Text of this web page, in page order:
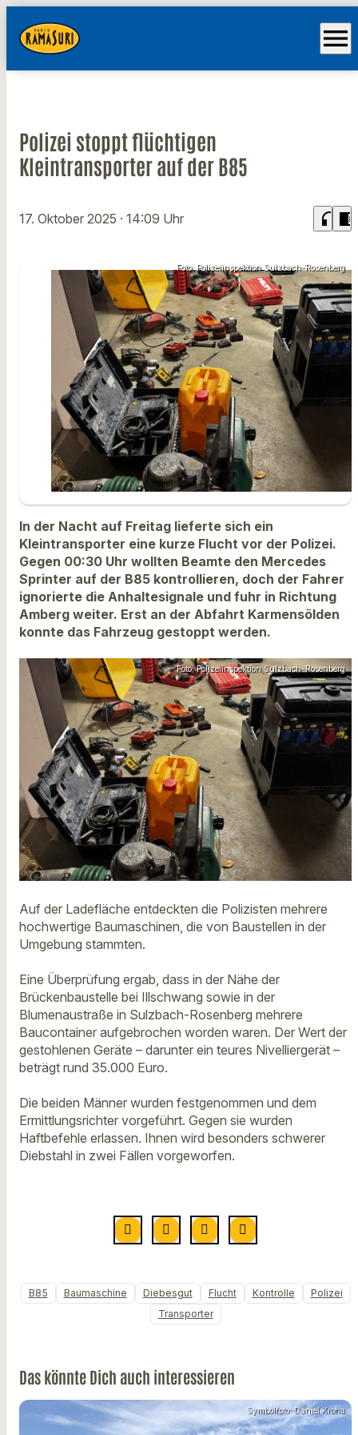
menu
Polizei stoppt flüchtigen
Kleintransporter auf der B85
17. Oktober 2025 · 14:09 Uhr headphones chrome_reader_mode
Foto: Polizeiinspektion Sulzbach-Rosenberg
In der Nacht auf Freitag lieferte sich ein
Kleintransporter eine kurze Flucht vor der Polizei.
Gegen 00:30 Uhr wollten Beamte den Mercedes
Sprinter auf der B85 kontrollieren, doch der Fahrer
ignorierte die Anhaltesignale und fuhr in Richtung
Amberg weiter. Erst an der Abfahrt Karmensölden
konnte das Fahrzeug gestoppt werden.
Foto: Polizeiinspektion Sulzbach-Rosenberg
Auf der Ladefläche entdeckten die Polizisten mehrere
hochwertige Baumaschinen, die von Baustellen in der
Umgebung stammten.
Eine Überprüfung ergab, dass in der Nähe der
Brückenbaustelle bei Illschwang sowie in der
Blumenaustraße in Sulzbach-Rosenberg mehrere
Baucontainer aufgebrochen worden waren. Der Wert der
gestohlenen Geräte – darunter ein teures Nivelliergerät –
beträgt rund 35.000 Euro.
Die beiden Männer wurden festgenommen und dem
Ermittlungsrichter vorgeführt. Gegen sie wurden
Haftbefehle erlassen. Ihnen wird besonders schwerer
Diebstahl in zwei Fällen vorgeworfen.
B85 Baumaschine Diebesgut Flucht Kontrolle
Polizei
Transporter
Das könnte Dich auch interessieren
Symbolfoto: Daniel Kroha